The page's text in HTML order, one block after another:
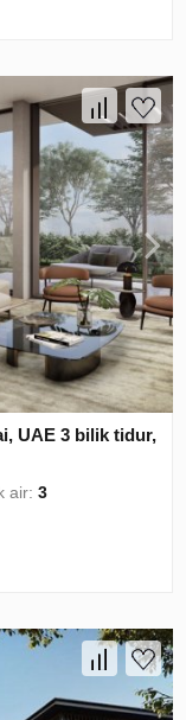
UAE 3 bilik tidur,
air:3